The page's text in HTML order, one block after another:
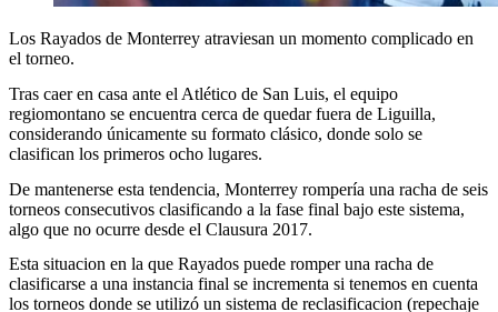
Los Rayados de Monterrey atraviesan un momento complicado en
el torneo.
Tras caer en casa ante el Atlético de San Luis, el equipo
regiomontano se encuentra cerca de quedar fuera de Liguilla,
considerando únicamente su formato clásico, donde solo se
clasifican los primeros ocho lugares.
De mantenerse esta tendencia, Monterrey rompería una racha de seis
torneos consecutivos clasificando a la fase final bajo este sistema,
algo que no ocurre desde el Clausura 2017.
Esta situacion en la que Rayados puede romper una racha de
clasificarse a una instancia final se incrementa si tenemos en cuenta
los torneos donde se utilizó un sistema de reclasificacion (repechaje